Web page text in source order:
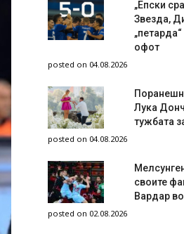
„Епски
Звезда,
„петарда“
офот
posted on 04.08.2026
Лука
тужбата
posted on 04.08.2026
своите
Вардар
posted on 02.08.2026